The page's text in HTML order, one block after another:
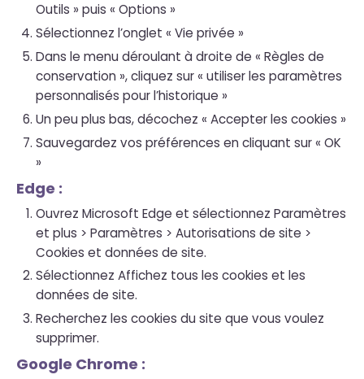
Outils » puis « Options »
Sélectionnez l’onglet « Vie privée »
Dans le menu déroulant à droite de « Règles de
conservation », cliquez sur « utiliser les paramètres
personnalisés pour l’historique »
Un peu plus bas, décochez « Accepter les cookies »
Sauvegardez vos préférences en cliquant sur « OK
»
Edge :
Ouvrez Microsoft Edge et sélectionnez Paramètres
et plus > Paramètres > Autorisations de site >
Cookies et données de site.
Sélectionnez Affichez tous les cookies et les
données de site.
Recherchez les cookies du site que vous voulez
supprimer.
Google Chrome :